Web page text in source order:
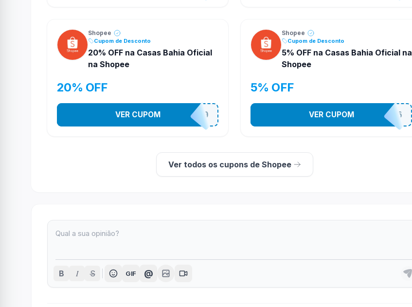
Shopee
Cupom de Desconto
20% OFF na Casas Bahia Oficial
na Shopee
20% OFF
CASATEL20
VER CUPOM
Shopee
Cupom de Desconto
5% OFF na Casas Bahia Oficial na
Shopee
5% OFF
CASA03086
VER CUPOM
Ver todos os cupons de Shopee
B I S GIF @